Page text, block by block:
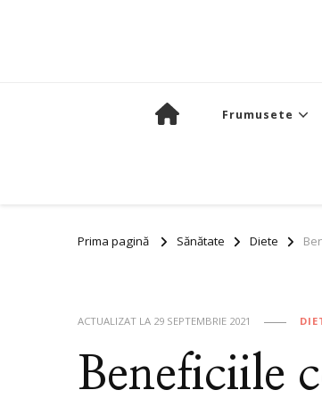
Frumusete
Prima pagină Sănătate Diete
ACTUALIZAT LA 29 SEPTEMBRIE 2021
Beneficiile